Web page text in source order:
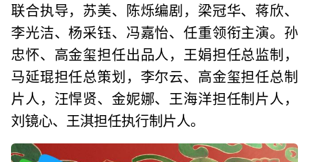
联合执导，苏美、陈烁编剧，梁冠华、蒋欣、
李光洁、杨采钰、冯嘉怡、任重领衔主演。孙
忠怀、高金玺担任出品人，王娟担任总监制，
马延琨担任总策划，李尔云、高金玺担任总制
片人，汪悍贤、金妮娜、王海洋担任制片人，
刘镜心、王淇担任执行制片人。